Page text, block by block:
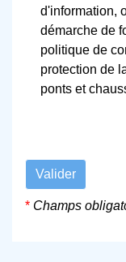
d'information,
démarche de
politique de
protection de
ponts et
Valider
* Champs